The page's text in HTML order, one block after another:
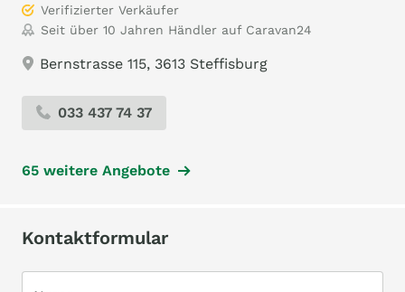
Verifizierter Verkäufer
Seit über 10 Jahren Händler auf Caravan24
Bernstrasse 115, 3613 Steffisburg
033 437 74 37
65 weitere Angebote
Kontaktformular